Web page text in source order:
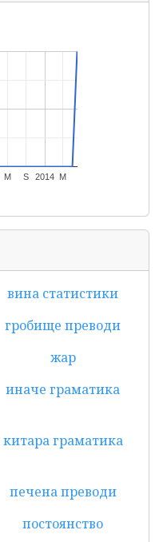
2014
M S M
вина статистики
гробище преводи
жар
иначе граматика
китара граматика
печена преводи
постоянство